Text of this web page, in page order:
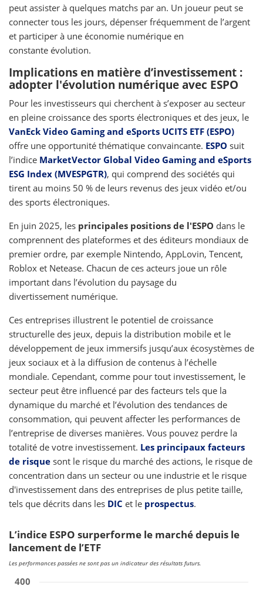
peut assister à quelques matchs par an. Un joueur peut se
connecter tous les jours, dépenser fréquemment de l’argent
et participer à une économie numérique en
constante évolution.
Implications en matière d’investissement :
adopter l'évolution numérique avec ESPO
Pour les investisseurs qui cherchent à s’exposer au secteur
en pleine croissance des sports électroniques et des jeux, le
VanEck Video Gaming and eSports UCITS ETF (ESPO)
offre une opportunité thématique convaincante. ESPO suit
l’indice MarketVector Global Video Gaming and eSports
ESG Index (MVESPGTR), qui comprend des sociétés qui
tirent au moins 50 % de leurs revenus des jeux vidéo et/ou
des sports électroniques.
En juin 2025, les principales positions de l'ESPO dans le
comprennent des plateformes et des éditeurs mondiaux de
premier ordre, par exemple Nintendo, AppLovin, Tencent,
Roblox et Netease. Chacun de ces acteurs joue un rôle
important dans l’évolution du paysage du
divertissement numérique.
Ces entreprises illustrent le potentiel de croissance
structurelle des jeux, depuis la distribution mobile et le
développement de jeux immersifs jusqu’aux écosystèmes de
jeux sociaux et à la diffusion de contenus à l’échelle
mondiale. Cependant, comme pour tout investissement, le
secteur peut être influencé par des facteurs tels que la
dynamique du marché et l’évolution des tendances de
consommation, qui peuvent affecter les performances de
l’entreprise de diverses manières. Vous pouvez perdre la
totalité de votre investissement. Les principaux facteurs
de risque sont le risque du marché des actions, le risque de
concentration dans un secteur ou une industrie et le risque
d'investissement dans des entreprises de plus petite taille,
tels que décrits dans les DIC et le prospectus.
L’indice ESPO surperforme le marché depuis le
lancement de l’ETF
Les performances passées ne sont pas un indicateur des résultats futurs.
400